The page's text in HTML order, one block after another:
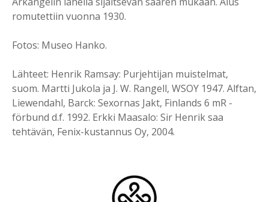
romutettiin vuonna 1930.
Fotos: Museo Hanko.
Lähteet: Henrik Ramsay: Purjehtijan muistelmat,
suom. Martti Jukola ja J. W. Rangell, WSOY 1947. Alftan,
Liewendahl, Barck: Sexornas Jakt, Finlands 6 mR -
förbund d.f. 1992. Erkki Maasalo: Sir Henrik saa
tehtävän, Fenix-kustannus Oy, 2004.